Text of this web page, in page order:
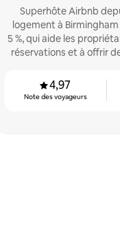
Superhôte Airbnb
logement à
5 %, qui aide les
réservations et à offrir
4,97
Note des voyageurs